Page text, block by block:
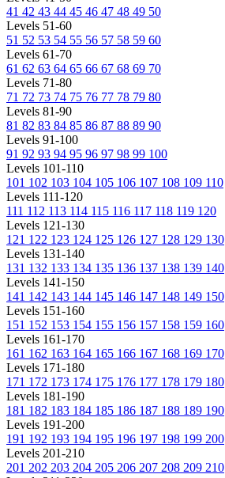
41 42 43 44 45 46 47 48 49 50
Levels 51-60
51 52 53 54 55 56 57 58 59 60
Levels 61-70
61 62 63 64 65 66 67 68 69 70
Levels 71-80
71 72 73 74 75 76 77 78 79 80
Levels 81-90
81 82 83 84 85 86 87 88 89 90
Levels 91-100
91 92 93 94 95 96 97 98 99 100
Levels 101-110
101 102 103 104 105 106 107 108 109 110
Levels 111-120
111 112 113 114 115 116 117 118 119 120
Levels 121-130
121 122 123 124 125 126 127 128 129 130
Levels 131-140
131 132 133 134 135 136 137 138 139 140
Levels 141-150
141 142 143 144 145 146 147 148 149 150
Levels 151-160
151 152 153 154 155 156 157 158 159 160
Levels 161-170
161 162 163 164 165 166 167 168 169 170
Levels 171-180
171 172 173 174 175 176 177 178 179 180
Levels 181-190
181 182 183 184 185 186 187 188 189 190
Levels 191-200
191 192 193 194 195 196 197 198 199 200
Levels 201-210
201 202 203 204 205 206 207 208 209 210